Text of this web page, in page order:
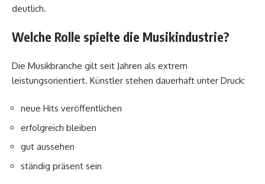
deutlich.
Welche Rolle spielte die Musikindustrie?
Die Musikbranche gilt seit Jahren als extrem
leistungsorientiert. Künstler stehen dauerhaft unter Druck:
neue Hits veröffentlichen
erfolgreich bleiben
gut aussehen
ständig präsent sein